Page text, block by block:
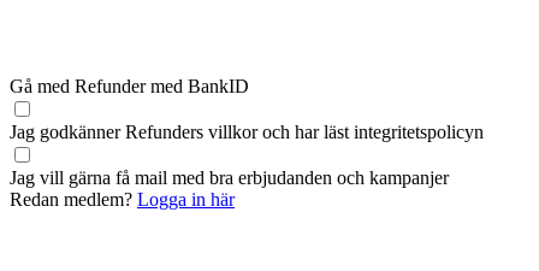
Gå med Refunder med BankID
Jag godkänner Refunders villkoroch har läst integritetspolicyn
Jag vill gärna få mail med bra erbjudanden och kampanjer
Redan medlem? Logga in här